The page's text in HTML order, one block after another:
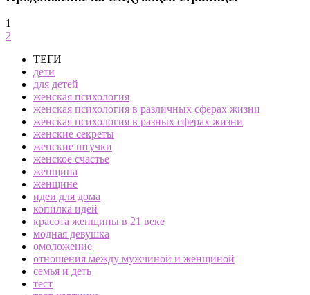
1
2
ТЕГИ
дети
для детей
женская психология
женская психология в различных сферах жизни
женская психология в разных сферах жизни
женские секреты
женские штучки
женское счастье
женщина
женщине
идеи для дома
копилка идей
красота женщины в 21 веке
модная девушка
омоложение
отношения между мужчиной и женщиной
семья и деть
тест